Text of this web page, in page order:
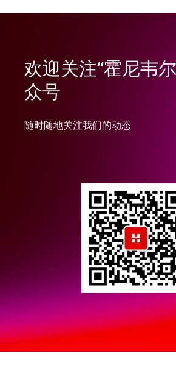
欢迎关注“霍尼韦
众号
随时随地关注我们的动态